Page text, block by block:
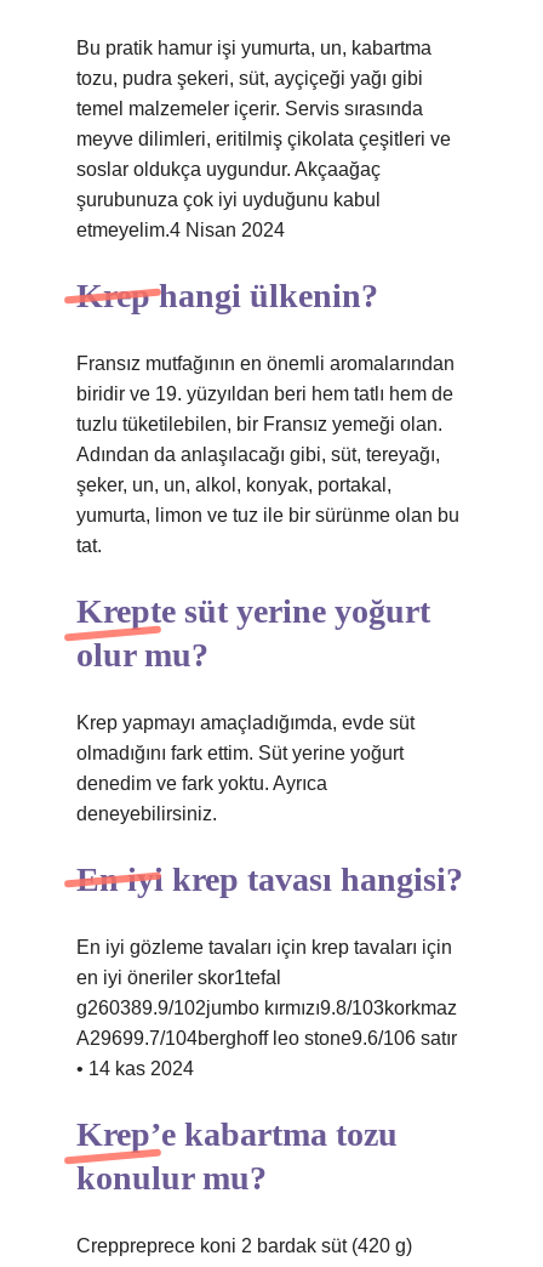
Bu pratik hamur işi yumurta, un, kabartma
tozu, pudra şekeri, süt, ayçiçeği yağı gibi
temel malzemeler içerir. Servis sırasında
meyve dilimleri, eritilmiş çikolata çeşitleri ve
soslar oldukça uygundur. Akçaağaç
şurubunuza çok iyi uyduğunu kabul
etmeyelim.4 Nisan 2024
Krep hangi ülkenin?
Fransız mutfağının en önemli aromalarından
biridir ve 19. yüzyıldan beri hem tatlı hem de
tuzlu tüketilebilen, bir Fransız yemeği olan.
Adından da anlaşılacağı gibi, süt, tereyağı,
şeker, un, un, alkol, konyak, portakal,
yumurta, limon ve tuz ile bir sürünme olan bu
tat.
Krepte süt yerine yoğurt
olur mu?
Krep yapmayı amaçladığımda, evde süt
olmadığını fark ettim. Süt yerine yoğurt
denedim ve fark yoktu. Ayrıca
deneyebilirsiniz.
En iyi krep tavası hangisi?
En iyi gözleme tavaları için krep tavaları için
en iyi öneriler skor1tefal
g260389.9/102jumbo kırmızı9.8/103korkmaz
A29699.7/104berghoff leo stone9.6/106 satır
• 14 kas 2024
Krep’e kabartma tozu
konulur mu?
Creppreprece koni 2 bardak süt (420 g)